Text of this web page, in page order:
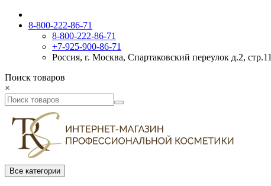
8-800-222-86-71
8-800-222-86-71
+7-925-900-86-71
Россия, г. Москва, Спартаковский переулок д.2, стр.11
Поиск товаров
×
Все категории